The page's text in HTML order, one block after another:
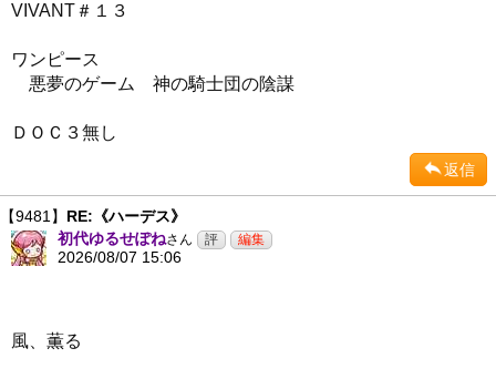
VIVANT＃１３
ワンピース
悪夢のゲーム 神の騎士団の陰謀
ＤＯＣ３無し
返信
【9481】 RE:《ハーデス》
初代ゆるせぽねさん
2026/08/07 15:06
風、薫る